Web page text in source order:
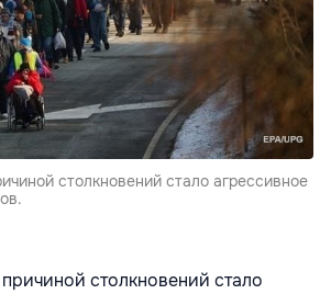
столкновений стало агрессивное
столкновений стало